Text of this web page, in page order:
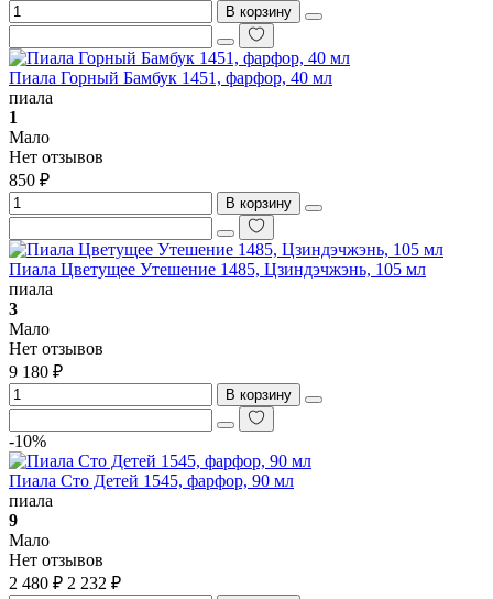
В корзину
Пиала Горный Бамбук 1451, фарфор, 40 мл
пиала
1
Мало
Нет отзывов
850 ₽
В корзину
Пиала Цветущее Утешение 1485, Цзиндэчжэнь, 105 мл
пиала
3
Мало
Нет отзывов
9 180 ₽
В корзину
-10%
Пиала Сто Детей 1545, фарфор, 90 мл
пиала
9
Мало
Нет отзывов
2 480 ₽ 2 232 ₽